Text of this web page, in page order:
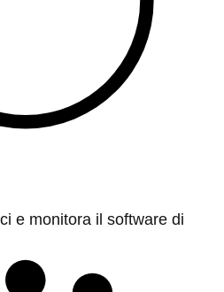
e monitora il software di